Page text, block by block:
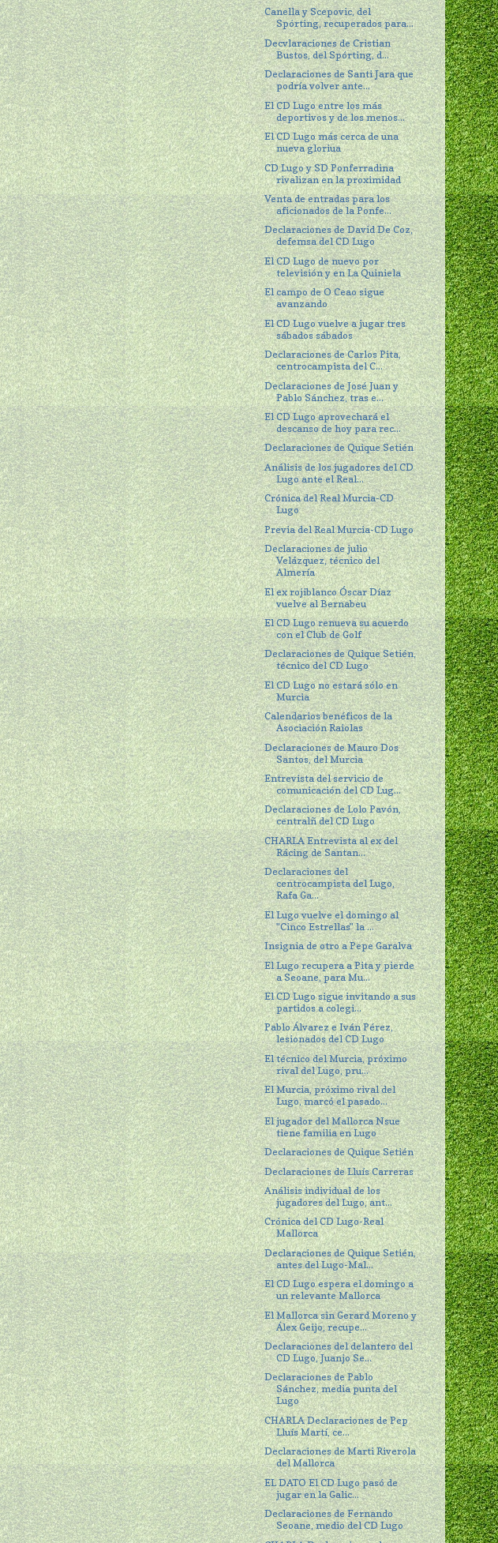
Canella y Scepovic, del
Spórting, recuperados para...
Decvlaraciones de Cristian
Bustos, del Spórting, d...
Declaraciones de Santi Jara que
podría volver ante...
El CD Lugo entre los más
deportivos y de los menos...
El CD Lugo más cerca de una
nueva gloriua
CD Lugo y SD Ponferradina
rivalizan en la proximidad
Venta de entradas para los
aficionados de la Ponfe...
Declaraciones de David De Coz,
defemsa del CD Lugo
El CD Lugo de nuevo por
televisión y en La Quiniela
El campo de O Ceao sigue
avanzando
El CD Lugo vuelve a jugar tres
sábados sábados
Declaraciones de Carlos Pita,
centrocampista del C...
Declaraciones de José Juan y
Pablo Sánchez, tras e...
El CD Lugo aprovechará el
descanso de hoy para rec...
Declaraciones de Quique Setién
Análisis de los jugadores del CD
Lugo ante el Real...
Crónica del Real Murcia-CD
Lugo
Previa del Real Murcia-CD Lugo
Declaraciones de julio
Velázquez, técnico del
Almería
El ex rojiblanco Óscar Díaz
vuelve al Bernabeu
El CD Lugo renueva su acuerdo
con el Club de Golf
Declaraciones de Quique Setién,
técnico del CD Lugo
El CD Lugo no estará sólo en
Murcia
Calendarios benéficos de la
Asociación Raiolas
Declaraciones de Mauro Dos
Santos, del Murcia
Entrevista del servicio de
comunicación del CD Lug...
Declaraciones de Lolo Pavón,
centralñ del CD Lugo
CHARLA Entrevista al ex del
Rácing de Santan...
Declaraciones del
centrocampista del Lugo,
Rafa Ga...
El Lugo vuelve el domingo al
"Cinco Estrellas" la ...
Insignia de otro a Pepe Garalva
El Lugo recupera a Pita y pierde
a Seoane, para Mu...
El CD Lugo sigue invitando a sus
partidos a colegi...
Pablo Álvarez e Iván Pérez,
lesionados del CD Lugo
El técnico del Murcia, próximo
rival del Lugo, pru...
El Murcia, próximo rival del
Lugo, marcó el pasado...
El jugador del Mallorca Nsue
tiene familia en Lugo
Declaraciones de Quique Setién
Declaraciones de Lluís Carreras
Análisis individual de los
jugadores del Lugo, ant...
Crónica del CD Lugo-Real
Mallorca
Declaraciones de Quique Setién,
antes del Lugo-Mal...
El CD Lugo espera el domingo a
un relevante Mallorca
El Mallorca sin Gerard Moreno y
Álex Geijo, recupe...
Declaraciones del delantero del
CD Lugo, Juanjo Se...
Declaraciones de Pablo
Sánchez, media punta del
Lugo
CHARLA Declaraciones de Pep
Lluís Martí, ce...
Declaraciones de Marti Riverola
del Mallorca
EL DATO El CD Lugo pasó de
jugar en la Galic...
Declaraciones de Fernando
Seoane, medio del CD Lugo